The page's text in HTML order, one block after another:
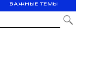
ВАЖНЫЕ ТЕМЫ